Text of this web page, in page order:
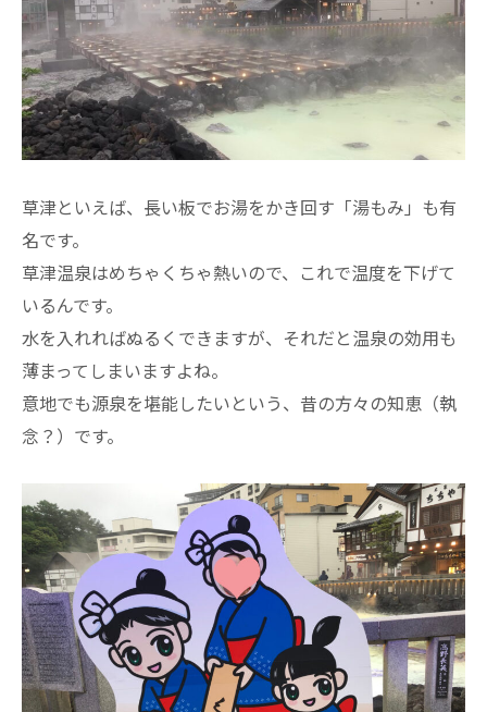
草津といえば、長い板でお湯をかき回す「湯もみ」も有
名です。
草津温泉はめちゃくちゃ熱いので、これで温度を下げて
いるんです。
水を入れればぬるくできますが、それだと温泉の効用も
薄まってしまいますよね。
意地でも源泉を堪能したいという、昔の方々の知恵（執
念？）です。